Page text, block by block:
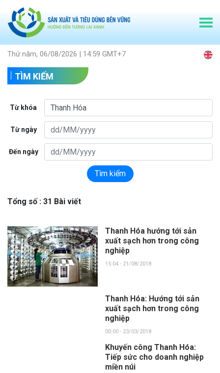
Thứ năm, 06/08/2026 | 14:59 GMT+7
TÌM KIẾM
Từ khóa
Từ ngày
Đến ngày
Tìm kiếm
Tổng số : 31 Bài viết
Thanh Hóa hướng tới sản
xuất sạch hơn trong công
nghiệp
15:04 - 21/08/2018
Thanh Hóa: Hướng tới sản
xuất sạch hơn trong công
nghiệp
00:00 - 23/03/2018
Khuyến công Thanh Hóa:
Tiếp sức cho doanh nghiệp
miền núi